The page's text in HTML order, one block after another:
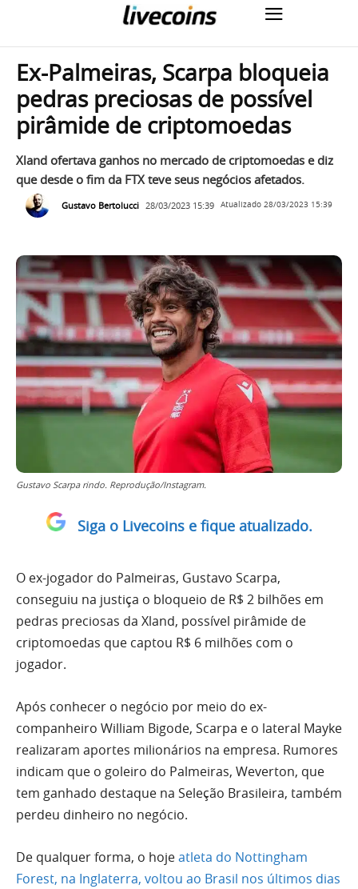
Ex-Palmeiras, Scarpa bloqueia
pedras preciosas de possível
pirâmide de criptomoedas
Xland ofertava ganhos no mercado de criptomoedas e diz
que desde o fim da FTX teve seus negócios afetados.
Gustavo Bertolucci 28/03/2023 15:39 Atualizado 28/03/2023 15:39
Gustavo Scarpa rindo. Reprodução/Instagram.
Siga o Livecoins e fique atualizado.
O ex-jogador do Palmeiras, Gustavo Scarpa,
conseguiu na justiça o bloqueio de R$ 2 bilhões em
pedras preciosas da Xland, possível pirâmide de
criptomoedas que captou R$ 6 milhões com o
jogador.
Após conhecer o negócio por meio do ex-
companheiro William Bigode, Scarpa e o lateral Mayke
realizaram aportes milionários na empresa. Rumores
indicam que o goleiro do Palmeiras, Weverton, que
tem ganhado destaque na Seleção Brasileira, também
perdeu dinheiro no negócio.
De qualquer forma, o hojeatleta do Nottingham
Forest, na Inglaterra, voltou ao Brasil nos últimos dias